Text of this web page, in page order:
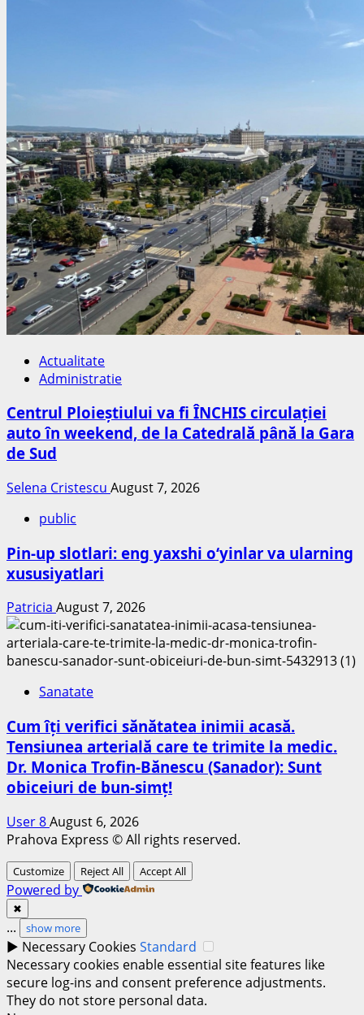
Actualitate
Administratie
Centrul Ploieștiului va fi ÎNCHIS circulației
auto în weekend, de la Catedrală până la Gara
de Sud
Selena Cristescu August 7, 2026
public
Pin-up slotlari: eng yaxshi o‘yinlar va ularning
xususiyatlari
Patricia August 7, 2026
Sanatate
Cum îți verifici sănătatea inimii acasă.
Tensiunea arterială care te trimite la medic.
Dr. Monica Trofin-Bănescu (Sanador): Sunt
obiceiuri de bun-simț!
User 8August 6, 2026
Prahova Express © All rights reserved.
Customize Reject All Accept All
Powered by
✖
... show more
► Necessary Cookies Standard
Necessary cookies enable essential site features like
secure log-ins and consent preference adjustments.
They do not store personal data.